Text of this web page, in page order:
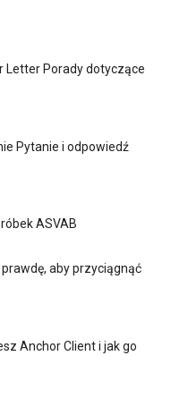
Letter Porady dotyczące
Pytanie i odpowiedź
ASVAB
aby przyciągnąć
Anchor Client i jak go